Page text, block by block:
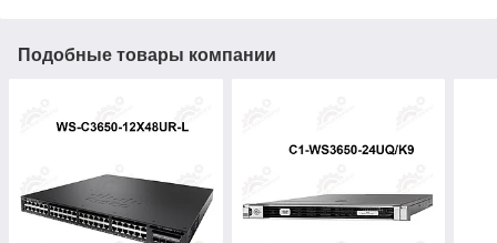
Подобные товары компании